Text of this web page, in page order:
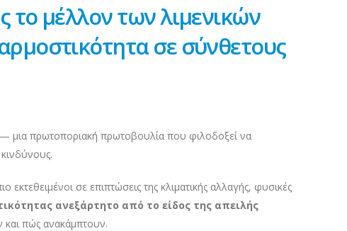
το μέλλον των λιμενικών
σε σύνθετους
— μια πρωτοποριακή πρωτοβουλία που φιλοδοξεί να
σε επιπτώσεις της κλιματικής αλλαγής, φυσικές
ανεξάρτητο από το είδος της απειλής
πώς ανακάμπτουν.